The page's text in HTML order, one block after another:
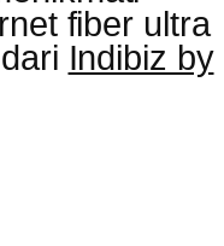
fiber ultra
Indibiz by